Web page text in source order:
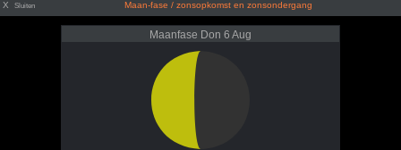
X Sluiten Maan-fase / zonsopkomst en zonsondergang
Maanfase Don 6 Aug